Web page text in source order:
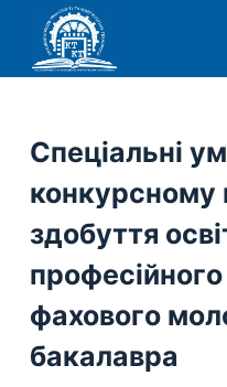
р
й
и
д
в
м
с
Спеціальні
конкурсному
здобуття
фахового
бакалавра